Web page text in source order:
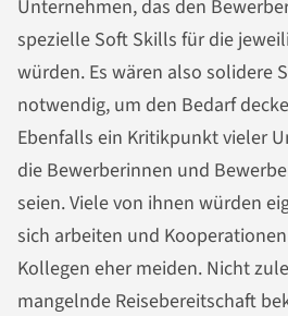
Unternehmen, das den
spezielle Soft Skills für die
würden. Es wären also solidere
notwendig, um den Bedarf
Ebenfalls ein Kritikpunkt vieler
die Bewerberinnen und
seien. Viele von ihnen würden
sich arbeiten und
Kollegen eher meiden. Nicht
mangelnde Reisebereitschaft